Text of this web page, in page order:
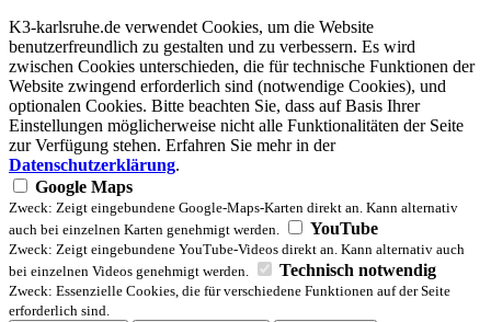
K3-karlsruhe.de verwendet Cookies, um die Website
benutzerfreundlich zu gestalten und zu verbessern. Es wird
zwischen Cookies unterschieden, die für technische Funktionen der
Website zwingend erforderlich sind (notwendige Cookies), und
optionalen Cookies. Bitte beachten Sie, dass auf Basis Ihrer
Einstellungen möglicherweise nicht alle Funktionalitäten der Seite
zur Verfügung stehen. Erfahren Sie mehr in der
Datenschutzerklärung.
Google Maps
Zweck: Zeigt eingebundene Google-Maps-Karten direkt an. Kann alternativ
auch bei einzelnen Karten genehmigt werden.
YouTube
Zweck: Zeigt eingebundene YouTube-Videos direkt an. Kann alternativ auch
bei einzelnen Videos genehmigt werden.
Technisch notwendig
Zweck: Essenzielle Cookies, die für verschiedene Funktionen auf der Seite
erforderlich sind.